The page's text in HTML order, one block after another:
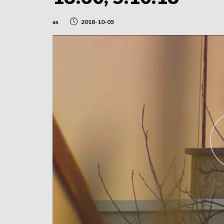
as 2018-10-05